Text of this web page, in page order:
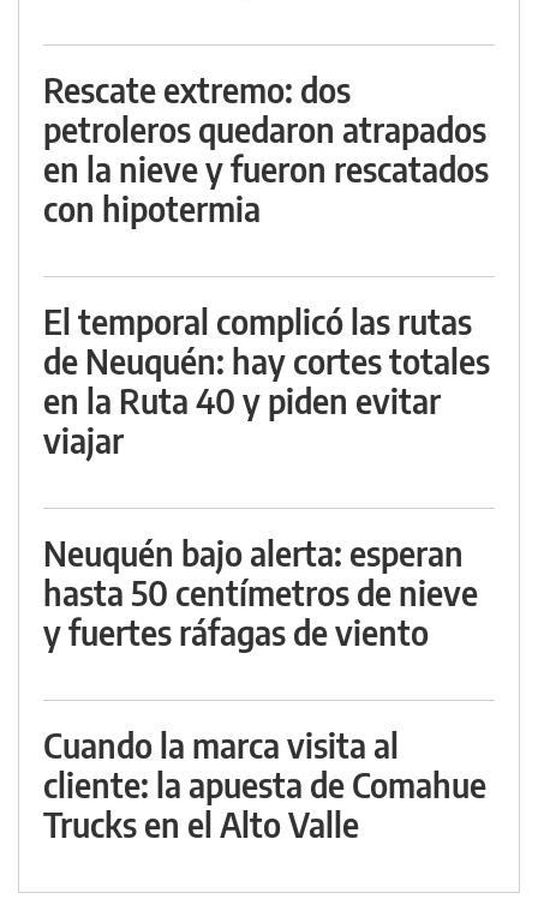
Rescate extremo: dos
petroleros quedaron atrapados
en la nieve y fueron rescatados
con hipotermia
El temporal complicó las rutas
de Neuquén: hay cortes totales
en la Ruta 40 y piden evitar
viajar
Neuquén bajo alerta: esperan
hasta 50 centímetros de nieve
y fuertes ráfagas de viento
Cuando la marca visita al
cliente: la apuesta de Comahue
Trucks en el Alto Valle